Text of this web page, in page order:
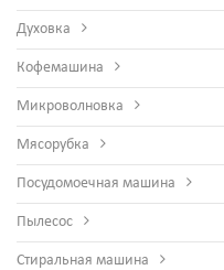
Духовка
Кофемашина
Микроволновка
Мясорубка
Посудомоечная машина
Пылесос
Стиральная машина